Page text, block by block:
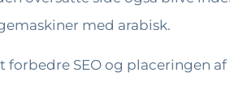
med arabisk.
SEO og placeringen af